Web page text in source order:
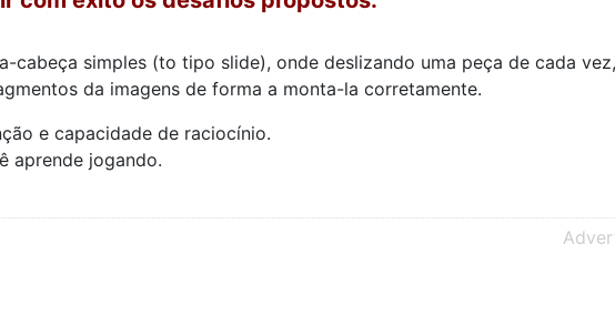
cabeça simples (to tipo slide), onde deslizando uma peça de cada
da imagens de forma a monta-la corretamente.
e capacidade de raciocínio.
aprende jogando.